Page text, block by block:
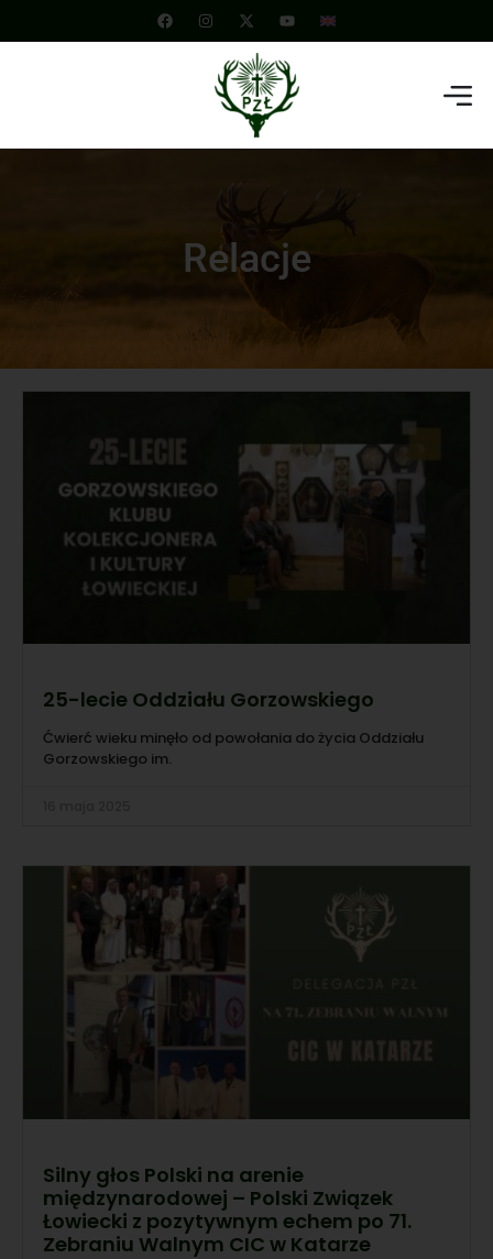
Relacje
25-lecie Oddziału Gorzowskiego
Ćwierć wieku minęło od powołania do życia Oddziału
Gorzowskiego im.
Silny głos Polski na arenie
międzynarodowej – Polski Związek
Łowiecki z pozytywnym echem po 71.
Zebraniu Walnym CIC w Katarze